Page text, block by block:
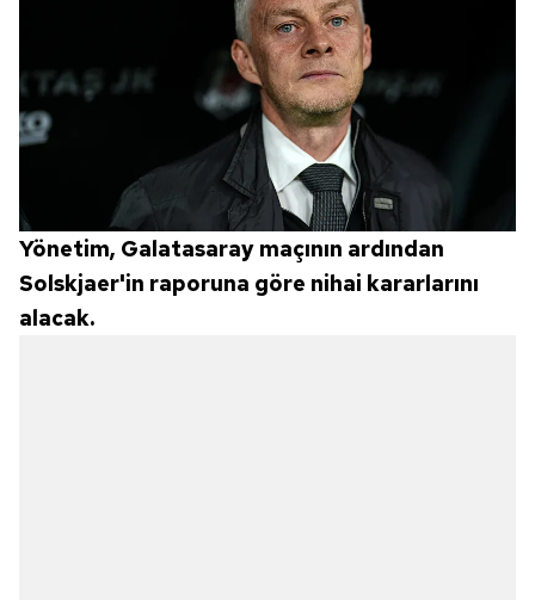
Yönetim, Galatasaray maçının ardından
Solskjaer'in raporuna göre nihai kararlarını
alacak.